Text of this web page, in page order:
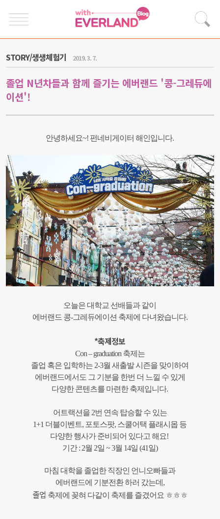
STORY/생생체험기 2019. 3. 7.
졸업 N년차들과 함께 즐기는 에버랜드 '콩-그레듀에
이션'!
안녕하세요~! 펀네비게이터 해인입니다.
오늘은 대학교 선배들과 같이
에버랜드 콩-그레듀에이션 축제에 다녀왔습니다.
*축제정보
Con – graduation 축제는
졸업 혹은 입학하는 2-3월 새출발 시즌을 맞이하여
에버랜드에서도 그 기분을 한번 더 느낄 수 있게
다양한콘텐츠를 마련한 축제입니다.
어트랙션을 2번 연속 탑승할 수 있는
1+1 더블이벤트, 포토스팟, 스쿨어택 플래시몹 등
다양한 행사가 준비되어 있다고 해요!
기간 : 2월 2일 ~ 3월 14일 (41일)
마침대학을 졸업한 직장인 언니오빠들과
에버랜드에 기분전환 하러 갔는데,
졸업 축제에 꽂혀 다같이 축제를 즐겼어요 ㅎㅎㅎ